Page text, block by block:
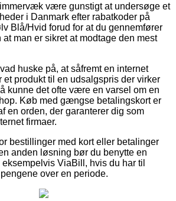
være gunstigt at undersøge et
i Danmark efter rabatkoder på
Blå/Hvid forud for at du gennemfører
man er sikret at modtage den mest
huske på, at såfremt en internet
produkt til en udsalgspris der virker
kunne det ofte være en varsel om en
Køb med gængse betalingskort er
en orden, der garanterer dig som
firmaer.
bestillinger med kort eller betalinger
anden løsning bør du benytte en
ViaBill, hvis du har til
over en periode.